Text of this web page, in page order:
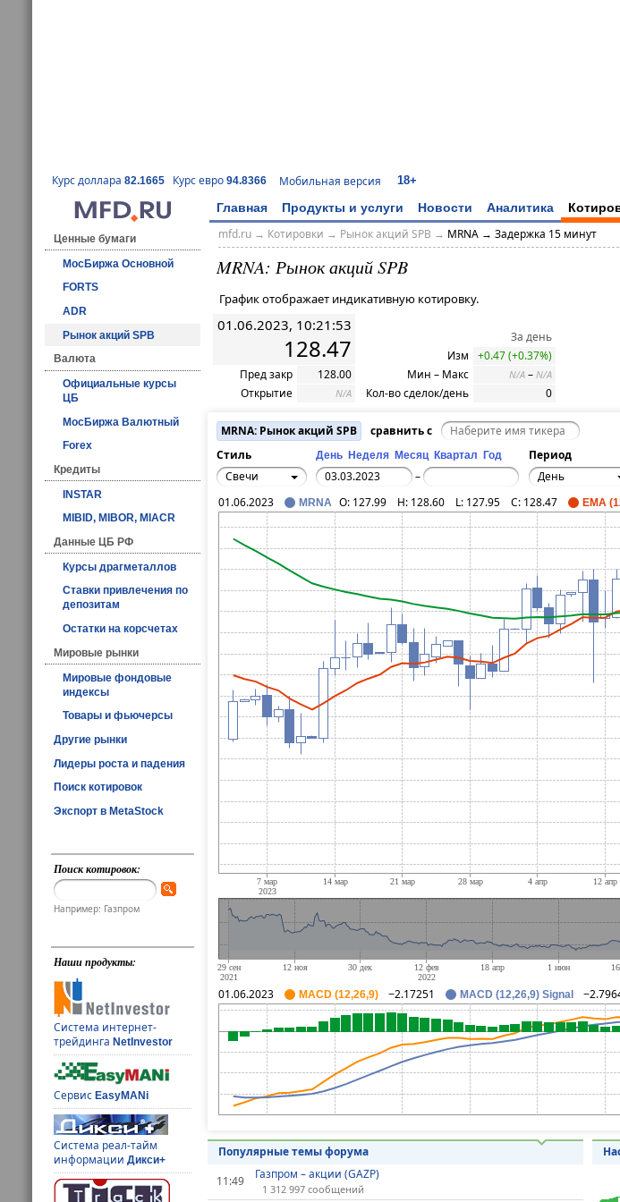
Курс доллара 82.1665 Курс евро 94.8366 Мобильная версия 18+
Главная Продукты и услуги Новости Аналитика
Ценные бумаги
МосБиржа Основной
FORTS
ADR
Рынок акций SPB
Валюта
Официальные курсы
ЦБ
МосБиржа Валютный
Forex
Кредиты
INSTAR
MIBID, MIBOR, MIACR
Данные ЦБ РФ
Курсы драгметаллов
Ставки привлечения по
депозитам
Остатки на корсчетах
Мировые рынки
Мировые фондовые
индексы
Товары и фьючерсы
Другие рынки
Лидеры роста и падения
Поиск котировок
Экспорт в MetaStock
Поиск котировок:
Например: Газпром
Наши продукты:
Система интернет-
трейдингаNetInvestor
СервисEasyMANi
Система реал-тайм
информацииДикси+
mfd.ru→ Котировки → Рынок акций SPB → MRNA → Задержка 15 минут
MRNA: Рынок акций SPB
График отображает индикативную котировку.
01.06.2023, 10:21:53
128.47
Пред закр
128.00
Открытие
N/A
За день
Изм
+0.47 (+0.37%)
Мин – Макс
N/A – N/A
Кол-во сделок/день 0
MRNA: Рынок акций SPB
сравнить с
Стиль
День Неделя Месяц Квартал Год Период
Свечи
– День
01.06.2023 MRNA O: 127.99 H: 128.60 L: 127.95 C: 128.47 EMA
01.06.2023 MACD (12,26,9) −2.17251 MACD (12,26,9) Signal
Популярные темы форума
11:49
Газпром – акции (GAZP)
1 312 997 сообщений